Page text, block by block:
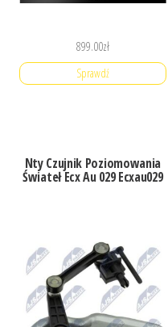
899.00zł
Sprawdź
Nty Czujnik Poziomowania
Świateł Ecx Au 029 Ecxau029